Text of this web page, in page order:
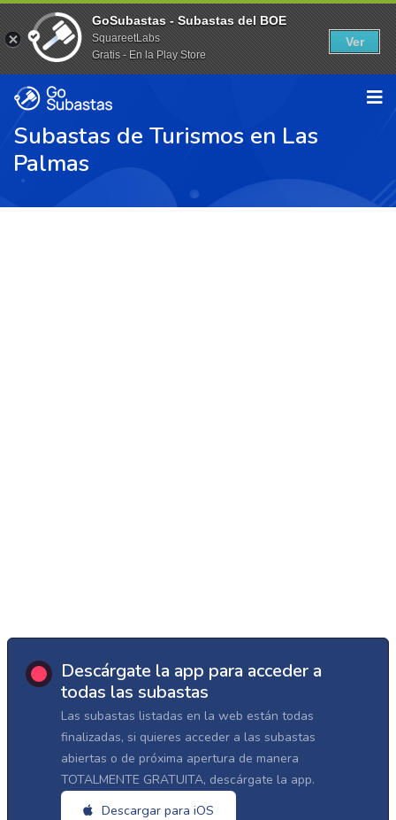
Subastas de Turismos en Las
Palmas
Descárgate la app para acceder a
todas las subastas
Las subastas listadas en la web están todas
finalizadas, si quieres acceder a las subastas
abiertas o de próxima apertura de manera
TOTALMENTE GRATUITA, descárgate la app.
Descargar para iOS
GoSubastas - Subastas del BOE
SquareetLabs
Gratis - En la Play Store
Ver